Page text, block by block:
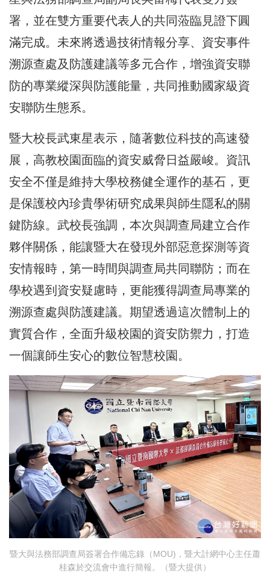
署，並在雙方重要代表人的共同蒞臨見證下圓
滿完成。未來將透過技術情報分享、資安事件
溯源查處及防護建議等多元合作，增強資安聯
防的專業縱深與防護能量，共同推動國家級資
安聯防生態系。
暨大校長武東星表示，隨著數位科技的高速發
展，高教校園面臨的資安威脅日益嚴峻。資訊
安全不僅是維持大學校務健全運作的基石，更
是保護校內珍貴學術研究成果與師生隱私的關
鍵防線。武校長強調，本次與調查局建立合作
夥伴關係，能讓暨大在發現外部惡意探測等資
安情報時，第一時間與調查局共同聯防；而在
學校遇到資安疑慮時，更能獲得調查局專業的
溯源查處與防護建議。期望透過這次體制上的
實質合作，全面升級校園的資安防禦力，打造
一個讓師生安心的數位智慧校園。
暨大與法務部調查局簽署合作備忘錄（MOU)，暨大計網中心主任蕭
桂森於交流會中進行簡報。（暨大提供）